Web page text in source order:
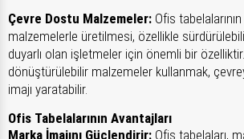
Çevre Dostu Malzemeler: Ofis
malzemelerle üretilmesi, özellikle
duyarlı olan işletmeler için önemli bir
dönüştürülebilir malzemeler kullanmak,
imajı yaratabilir.
Ofis Tabelalarının Avantajları
Marka İmajını Güçlendirir: Ofis tabelaları,